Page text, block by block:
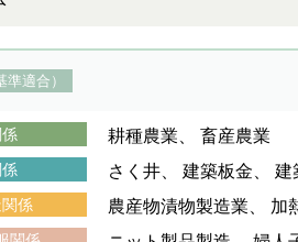
適合）
耕種農業 畜産農業
さく井 建築板金 建
係 農産物漬物製造業 加